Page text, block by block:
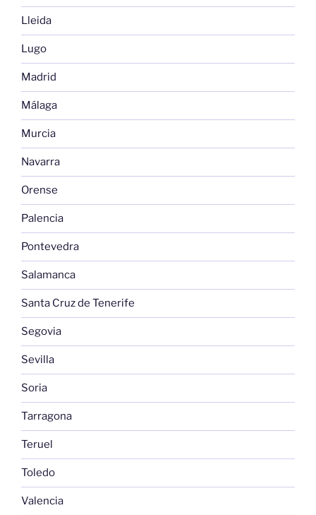
Lleida
Lugo
Madrid
Málaga
Murcia
Navarra
Orense
Palencia
Pontevedra
Salamanca
Santa Cruz de Tenerife
Segovia
Sevilla
Soria
Tarragona
Teruel
Toledo
Valencia